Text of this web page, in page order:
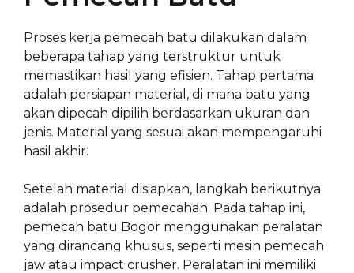
Proses kerja pemecah batu dilakukan dalam
beberapa tahap yang terstruktur untuk
memastikan hasil yang efisien. Tahap pertama
adalah persiapan material, di mana batu yang
akan dipecah dipilih berdasarkan ukuran dan
jenis. Material yang sesuai akan mempengaruhi
hasil akhir.
Setelah material disiapkan, langkah berikutnya
adalah prosedur pemecahan. Pada tahap ini,
pemecah batu Bogor menggunakan peralatan
yang dirancang khusus, seperti mesin pemecah
jaw atau impact crusher. Peralatan ini memiliki